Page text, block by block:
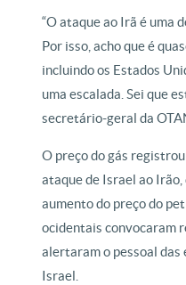
“O ataque ao Irã é uma
Por isso, acho que é
incluindo os Estados
uma escalada. Sei que
secretário-geral da
O preço do gás
ataque de Israel ao
aumento do preço do
ocidentais convocaram
alertaram o pessoal das
Israel.